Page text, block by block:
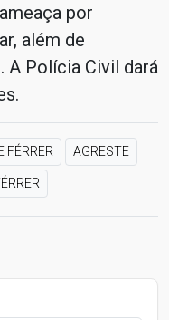
por
além de
A Polícia Civil dará
FÉRRER AGRESTE